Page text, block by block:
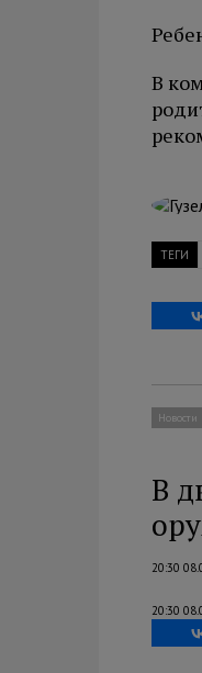
В
ТЕГИ
Новости
В
20:30
20:30